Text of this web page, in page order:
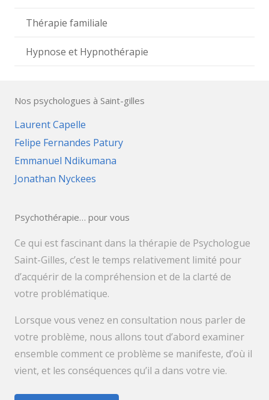
Thérapie familiale
Hypnose et Hypnothérapie
Nos psychologues à Saint-gilles
Laurent Capelle
Felipe Fernandes Patury
Emmanuel Ndikumana
Jonathan Nyckees
Psychothérapie… pour vous
Ce qui est fascinant dans la thérapie de Psychologue
Saint-Gilles, c’est le temps relativement limité pour
d’acquérir de la compréhension et de la clarté de
votre problématique.
Lorsque vous venez en consultation nous parler de
votre problème, nous allons tout d’abord examiner
ensemble comment ce problème se manifeste, d’où il
vient, et les conséquences qu’il a dans votre vie.